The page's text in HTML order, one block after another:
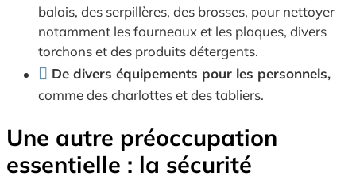
balais, des serpillères, des brosses, pour nettoyer
notamment les fourneaux et les plaques, divers
torchons et des produits détergents.
De divers équipements pour les personnels,
comme des charlottes et des tabliers.
Une autre préoccupation
essentielle : la sécurité